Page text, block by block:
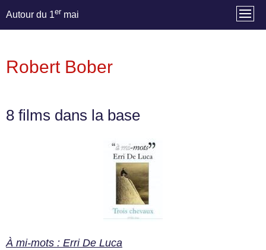
Autour du 1er mai
Robert Bober
8 films dans la base
À mi-mots : Erri De Luca